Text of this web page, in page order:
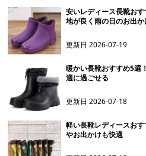
安いレディース長靴お
地が良く雨の日のお出
更新日2026-07-19
暖かい長靴おすすめ5選
適に過ごせる
更新日2026-07-18
軽い長靴レディースお
やお出かけも快適